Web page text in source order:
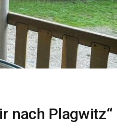
nach Plagwitz“